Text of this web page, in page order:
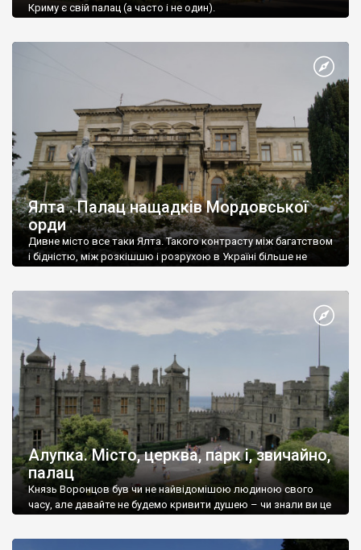
Криму є свій палац (а часто і не один).
Ялта . Палац нащадків Мордовської
орди
Дивне місто все таки Ялта. Такого контрасту між багатством
і бідністю, між розкішшю і розрухою в Україні більше не
Алупка. Місто, церква, парк і, звичайно,
палац
Князь Воронцов був чи не найвідомішою людиною свого
часу, але давайте не будемо кривити душею – чи знали ви це